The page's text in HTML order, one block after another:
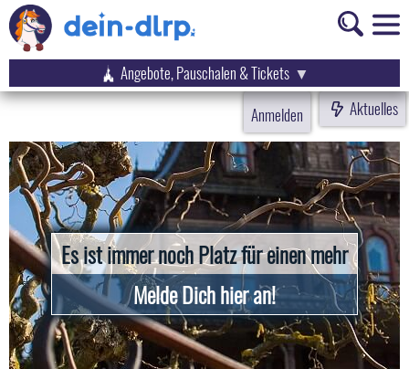
Angebote, Pauschalen & Tickets
Anmelden
Aktuelles
Es ist immer noch Platz für einen mehr
Melde Dich hier an!